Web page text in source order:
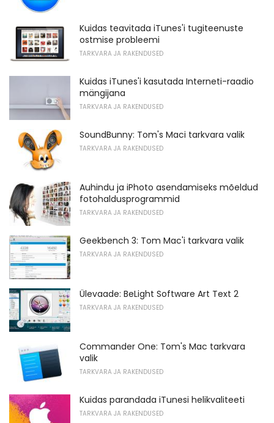
Kuidas teavitada iTunes'i tugiteenuste
ostmise probleemi
TARKVARA JA RAKENDUSED
Kuidas iTunes'i kasutada Interneti-raadio
mängijana
TARKVARA JA RAKENDUSED
SoundBunny: Tom's Maci tarkvara valik
TARKVARA JA RAKENDUSED
Auhindu ja iPhoto asendamiseks mõeldud
fotohaldusprogrammid
TARKVARA JA RAKENDUSED
Geekbench 3: Tom Mac'i tarkvara valik
TARKVARA JA RAKENDUSED
Ülevaade: BeLight Software Art Text 2
TARKVARA JA RAKENDUSED
Commander One: Tom's Mac tarkvara
valik
TARKVARA JA RAKENDUSED
Kuidas parandada iTunesi helikvaliteeti
TARKVARA JA RAKENDUSED